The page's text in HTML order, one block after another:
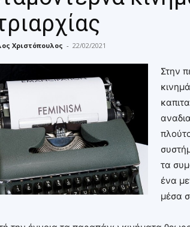
Χριστόπουλος - 22/02/2021
Στην
τα
ένα
μέσα